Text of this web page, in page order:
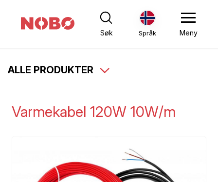
Søk Språk Meny
ALLE PRODUKTER
Varmekabel 120W 10W/m